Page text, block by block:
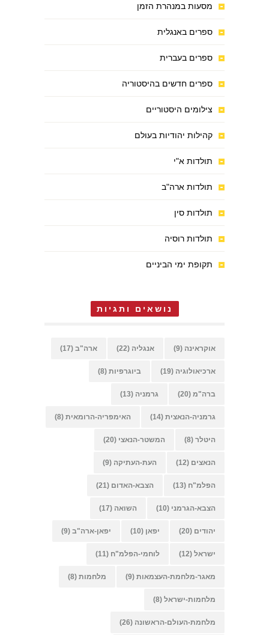
מסעות במנהרת הזמן
ספרים באנגלית
ספרים בעברית
ספרים חדשים בהיסטוריה
צילומים היסטוריים
קהילות יהודיות בעולם
תולדות א"י
תולדות ארה"ב
תולדות סין
תולדות רוסיה
תקופת ימי הביניים
נושאים ותגיות
אוקראינה (9) אנגליה (22) ארה"ב (17)
ארכיאולוגיה (19) ביוגרפיות (8)
ברה"מ (20) גרמניה (13)
גרמניה-הנאצית (14) האימפריה-הרומאית (8)
היטלר (8) המשטר-הנאצי (20)
הנאצים (12) העת-העתיקה (9)
הפלמ"ח (13) הצבא-האדום (21)
הצבא-הגרמני (10) השואה (17)
יהודים (20) יפאן (10) יפאן-ארה"ב (9)
ישראל (12) לוחמי-הפלמ"ח (11)
מאגר-מלחמת-העצמאות (9) מלחמות (8)
מלחמות-ישראל (8)
מלחמת-העולם-הראשונה (26)